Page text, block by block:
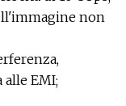
non
EMI;